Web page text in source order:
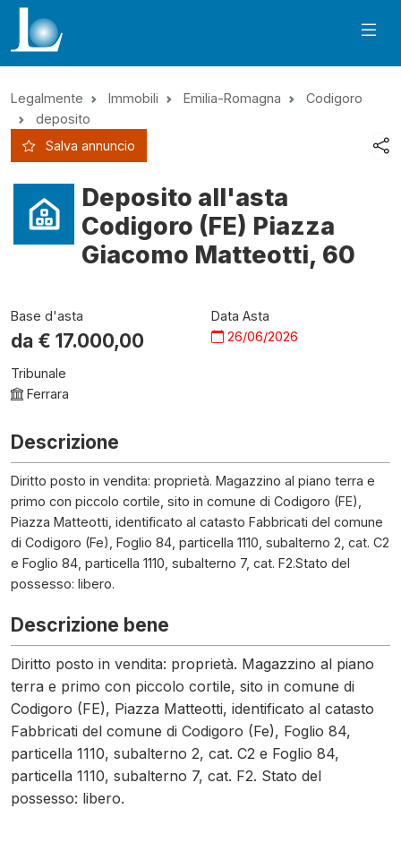
Legalmente Immobili Emilia-Romagna
Codigoro
deposito
Salva annuncio
Deposito all'asta
Codigoro (FE) Piazza
Giacomo Matteotti, 60
Base d'asta
da € 17.000,00
Data Asta
26/06/2026
Tribunale
Ferrara
Descrizione
Diritto posto in vendita: proprietà. Magazzino al piano terra e
primo con piccolo cortile, sito in comune di Codigoro (FE),
Piazza Matteotti, identificato al catasto Fabbricati del comune
di Codigoro (Fe), Foglio 84, particella 1110, subalterno 2, cat. C2
e Foglio 84, particella 1110, subalterno 7, cat. F2.Stato del
possesso: libero.
Descrizione bene
Diritto posto in vendita: proprietà. Magazzino al piano
terra e primo con piccolo cortile, sito in comune di
Codigoro (FE), Piazza Matteotti, identificato al catasto
Fabbricati del comune di Codigoro (Fe), Foglio 84,
particella 1110, subalterno 2, cat. C2 e Foglio 84,
particella 1110, subalterno 7, cat. F2. Stato del
possesso: libero.